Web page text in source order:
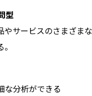
型
やサービスのさまざま
な分析ができる